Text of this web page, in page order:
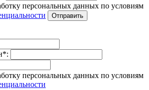
персональных данных по условиям
персональных данных по условиям